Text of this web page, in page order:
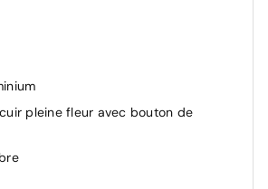
pleine fleur avec bouton de